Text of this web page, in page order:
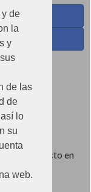
de
la
y
de las
de
lo
su
web.
de producto en